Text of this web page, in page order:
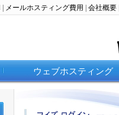
メールホスティング費用 会社概要
ウェブホスティング